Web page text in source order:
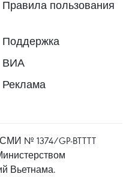
Правила пользования
Поддержка
ВИА
Реклама
№ 1374/GP-BTTTT
Вьетнама.